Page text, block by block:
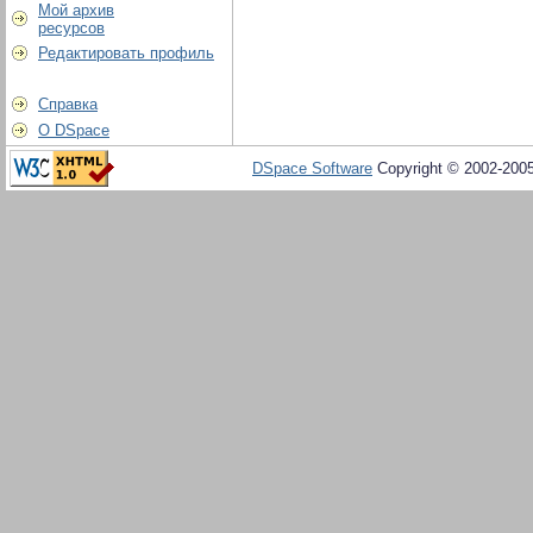
Мой архив
ресурсов
Редактировать профиль
Справка
О DSpace
DSpace Software Copyright © 2002-